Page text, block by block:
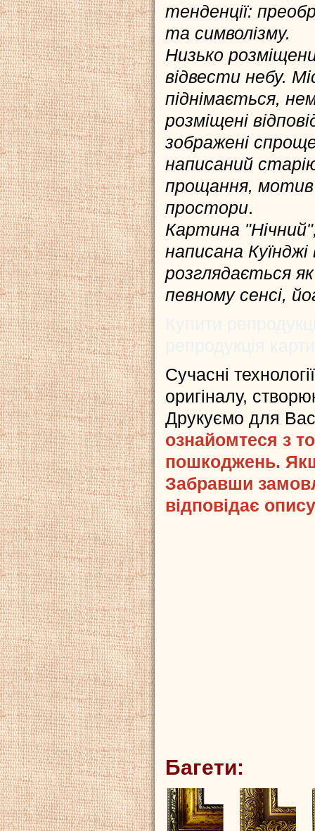
тенденції:
та символізму.
Низько
відвести небу.
піднімається,
розміщені
зображені
написаний
прощання, мотив
простори.
Картина
написана
розглядається
певному сенсі,
Сучасні
оригіналу,
Друкуємо для
ознайомтеся з
пошкоджень.
Забравши
відповідає
Багети: